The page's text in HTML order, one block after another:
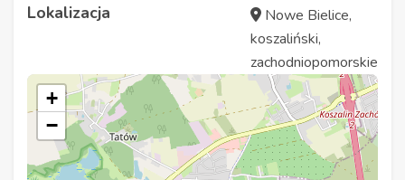
Lokalizacja
Nowe Bielice,
koszaliński,
zachodniopomorskie
+
−